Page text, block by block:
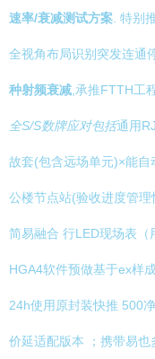
速率/衰减测试方案 . 特别
全视角布局识别突发连通
种射频衰减 ,承推FTTH工
全S/S数牌应对包括通用
故套(包含远场单元)×能
公楼节点站(验收进度管
简易融合 行LED现场表（
HGA4软件预做基于ex样
24h使用原封装快推 500
价延适配版本 ；携带易